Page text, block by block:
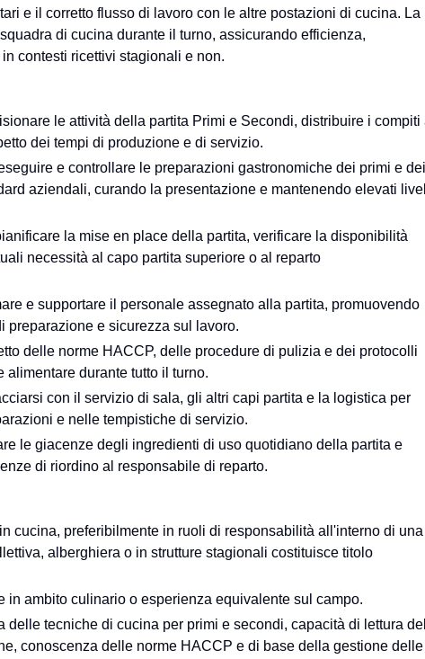
e il corretto flusso di lavoro con le altre postazioni di cucina. La
di cucina durante il turno, assicurando efficienza,
contesti ricettivi stagionali e non.
le attività della partita Primi e Secondi, distribuire i compiti
dei tempi di produzione e di servizio.
e controllare le preparazioni gastronomiche dei primi e dei
aziendali, curando la presentazione e mantenendo elevati
la mise en place della partita, verificare la disponibilità
necessità al capo partita superiore o al reparto
e supportare il personale assegnato alla partita, promuovendo
preparazione e sicurezza sul lavoro.
delle norme HACCP, delle procedure di pulizia e dei protocolli
durante tutto il turno.
con il servizio di sala, gli altri capi partita e la logistica per
e nelle tempistiche di servizio.
le giacenze degli ingredienti di uso quotidiano della partita e
di riordino al responsabile di reparto.
cucina, preferibilmente in ruoli di responsabilità all'interno di una
alberghiera o in strutture stagionali costituisce titolo
in ambito culinario o esperienza equivalente sul campo.
delle tecniche di cucina per primi e secondi, capacità di lettura
conoscenza delle norme HACCP e di base della gestione delle